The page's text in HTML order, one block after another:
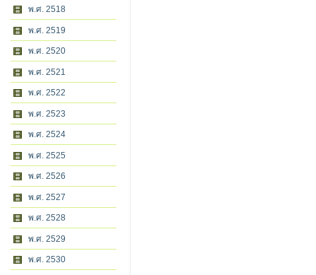
พ.ศ. 2518
พ.ศ. 2519
พ.ศ. 2520
พ.ศ. 2521
พ.ศ. 2522
พ.ศ. 2523
พ.ศ. 2524
พ.ศ. 2525
พ.ศ. 2526
พ.ศ. 2527
พ.ศ. 2528
พ.ศ. 2529
พ.ศ. 2530